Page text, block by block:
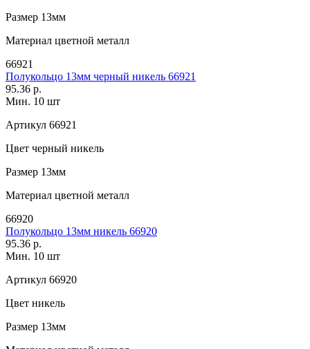
Размер 13мм
Материал цветной металл
66921
Полукольцо 13мм черный никель 66921
95.36 р.
Мин. 10 шт
Артикул 66921
Цвет черный никель
Размер 13мм
Материал цветной металл
66920
Полукольцо 13мм никель 66920
95.36 р.
Мин. 10 шт
Артикул 66920
Цвет никель
Размер 13мм